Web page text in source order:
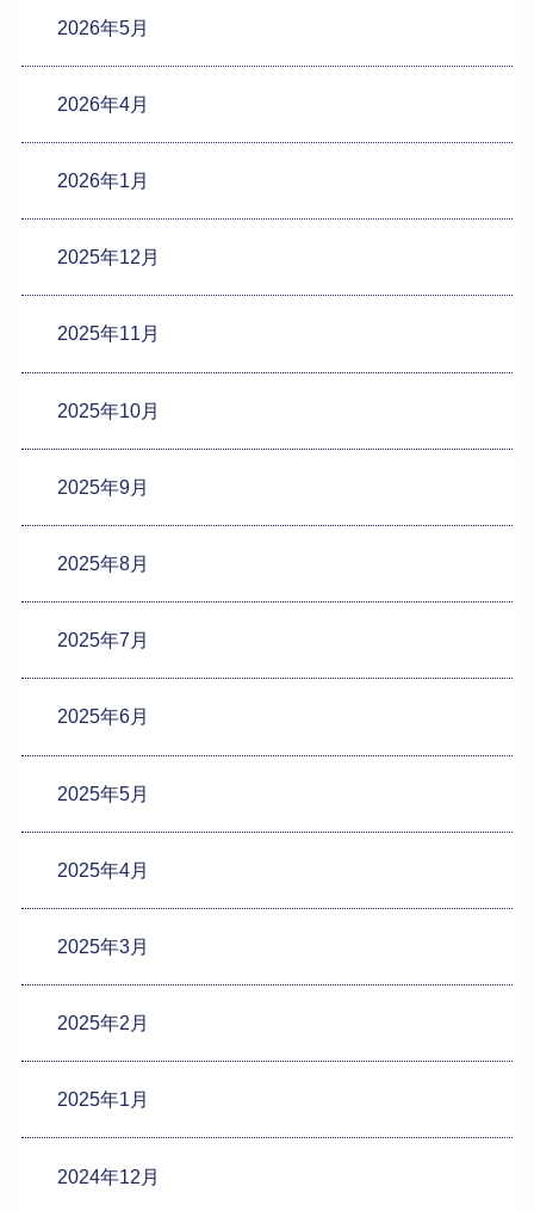
2026年5月
2026年4月
2026年1月
2025年12月
2025年11月
2025年10月
2025年9月
2025年8月
2025年7月
2025年6月
2025年5月
2025年4月
2025年3月
2025年2月
2025年1月
2024年12月